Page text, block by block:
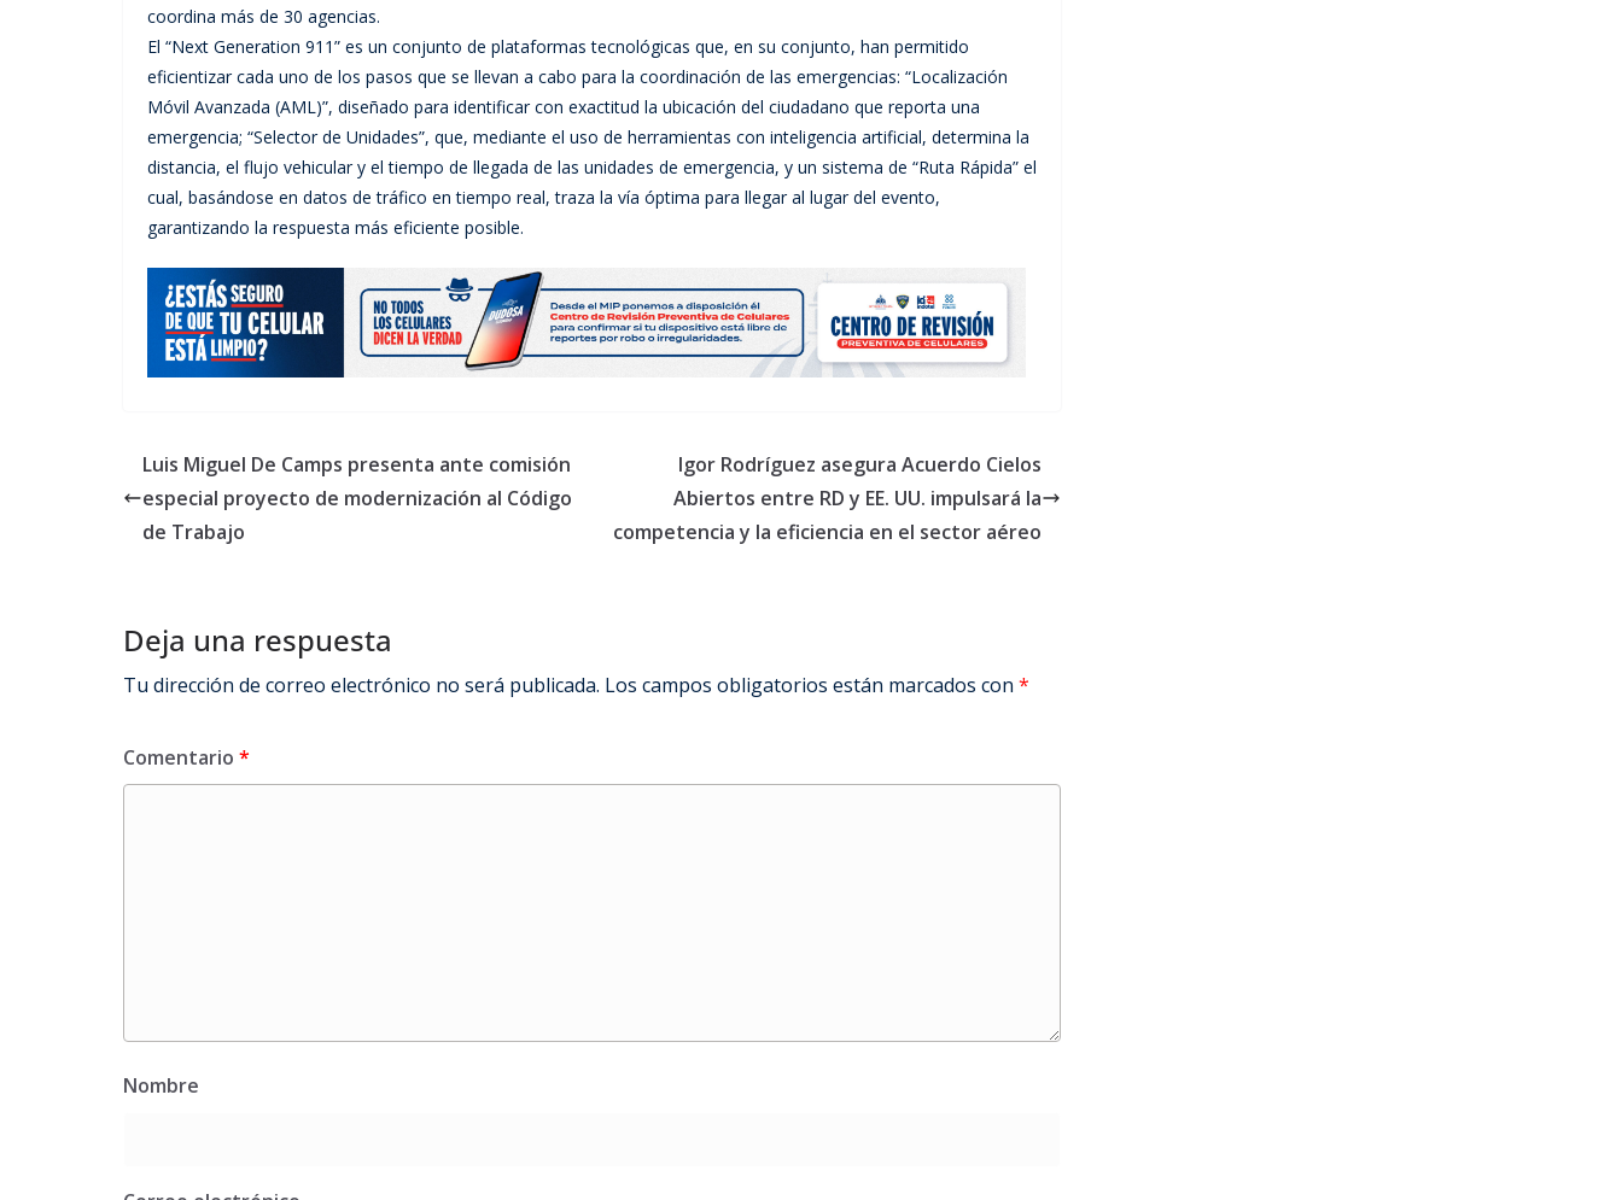
coordina más de 30 agencias.
El “Next Generation 911” es un conjunto de plataformas tecnológicas que, en su conjunto, han permitido
eficientizar cada uno de los pasos que se llevan a cabo para la coordinación de las emergencias: “Localización
Móvil Avanzada (AML)”, diseñado para identificar con exactitud la ubicación del ciudadano que reporta una
emergencia; “Selector de Unidades”, que, mediante el uso de herramientas con inteligencia artificial, determina la
distancia, el flujo vehicular y el tiempo de llegada de las unidades de emergencia, y un sistema de “Ruta Rápida” el
cual, basándose en datos de tráfico en tiempo real, traza la vía óptima para llegar al lugar del evento,
garantizando la respuesta más eficiente posible.
Luis Miguel De Camps presenta ante comisión
especial proyecto de modernización al Código
de Trabajo
Igor Rodríguez asegura Acuerdo Cielos
Abiertos entre RD y EE. UU. impulsará la
competencia y la eficiencia en el sector aéreo
Deja una respuesta
Tu dirección de correo electrónico no será publicada. Los campos obligatorios están marcados con *
Comentario *
Nombre